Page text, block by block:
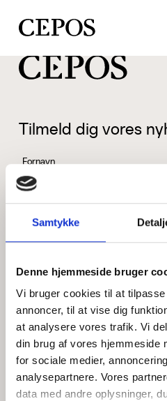
Samtykke
Denne hjemmeside bruger
Vi bruger cookies til at
annoncer, til at vise dig
at analysere vores trafik. Vi
din brug af vores hjemmeside
for sociale medier,
analysepartnere. Vores
data med andre oplysninger,
CEPOS logo
Tilmeld dig vores
Fornavn
Efternavn
Jeg accepterer behandlingen af
henhold tilprivatlivspolitikken